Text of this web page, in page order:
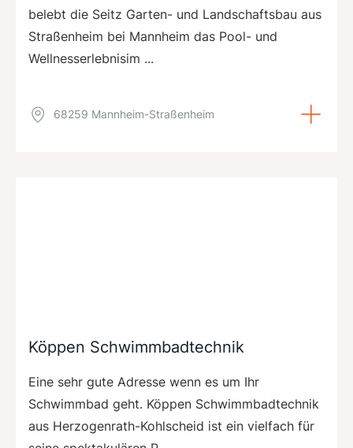
belebt die Seitz Garten- und Landschaftsbau aus
Straßenheim bei Mannheim das Pool- und
Wellnesserlebnisim ...
68259 Mannheim-Straßenheim
Köppen Schwimmbadtechnik
Eine sehr gute Adresse wenn es um Ihr
Schwimmbad geht. Köppen Schwimmbadtechnik
aus Herzogenrath-Kohlscheid ist ein vielfach für